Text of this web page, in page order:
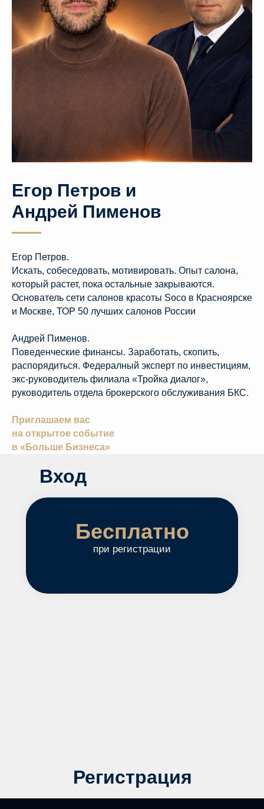
Егор Петров и
Андрей Пименов
Егор Петров.
Искать, собеседовать, мотивировать. Опыт салона,
который растет, пока остальные закрываются.
Основатель сети салонов красоты Soco в Красноярске
и Москве, ТОР 50 лучших салонов России
Андрей Пименов.
Поведенческие финансы. Заработать, скопить,
распорядиться. Федералный эксперт по инвестициям,
экс-руководитель филиала «Тройка диалог»,
руководитель отдела брокерского обслуживания БКС.
Приглашаем вас
на открытое событие
в «Больше Бизнеса»
Бесплатно
при регистрации
Вход
Регистрация